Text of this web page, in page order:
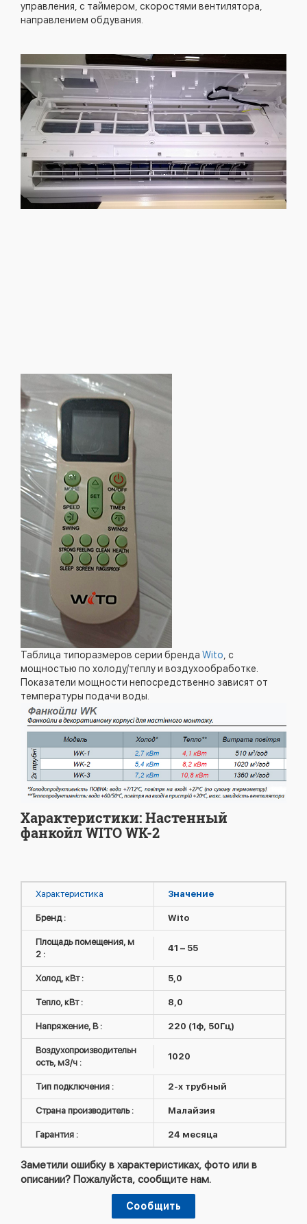
управления, с таймером, скоростями вентилятора,
направлением обдувания.
Таблица типоразмеров серии бренда Wito , с
мощностью по холоду/теплу и воздухообработке.
Показатели мощности непосредственно зависят от
температуры подачи воды.
Характеристики: Настенный
фанкойл WITO WK-2
Характеристика Значение
Бренд : Wito
Площадь помещения, м
2 :
41 – 55
Холод, кВт : 5,0
Тепло, кВт : 8,0
Напряжение, В : 220 (1ф, 50Гц)
Воздухопроизводительн
ость, м3/ч :
1020
Тип подключения : 2-х трубный
Страна производитель : Малайзия
Гарантия : 24 месяца
Заметили ошибку в характеристиках, фото или в
описании? Пожалуйста, сообщите нам.
Сообщить